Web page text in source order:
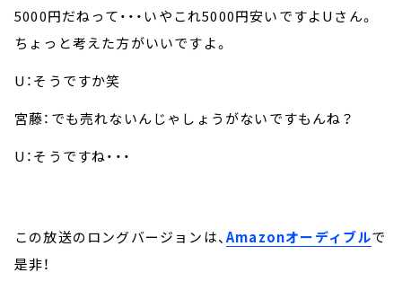
5000円だねって・・・いやこれ5000円安いですよUさん。
ちょっと考えた方がいいですよ。
U：そうですか笑
宮藤：でも売れないんじゃしょうがないですもんね？
U：そうですね・・・
この放送のロングバージョンは、Amazonオーディブルで
是非！